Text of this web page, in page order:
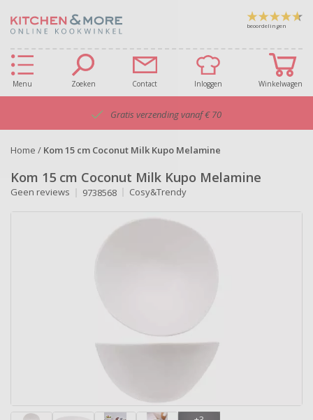
beoordelingen
Menu Zoeken Contact Inloggen Winkelwagen
Gratis verzending vanaf € 70
Home / Kom 15 cm Coconut Milk Kupo Melamine
Kom 15 cm Coconut Milk Kupo Melamine
Geen reviews 9738568 Cosy&Trendy